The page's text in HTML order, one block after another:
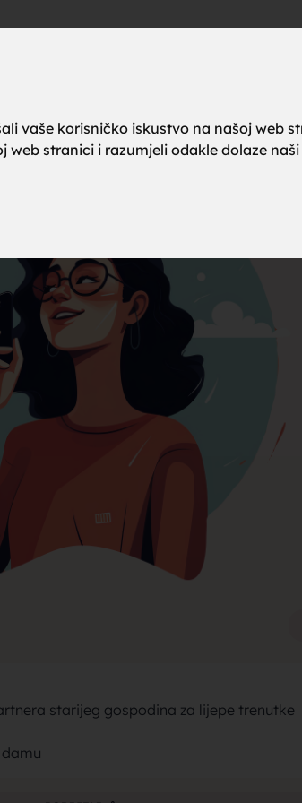
vaše korisničko iskustvo na našoj web
stranici i razumjeli odakle dolaze
starijeg gospodina za lijepe trenutke
za
za
sa